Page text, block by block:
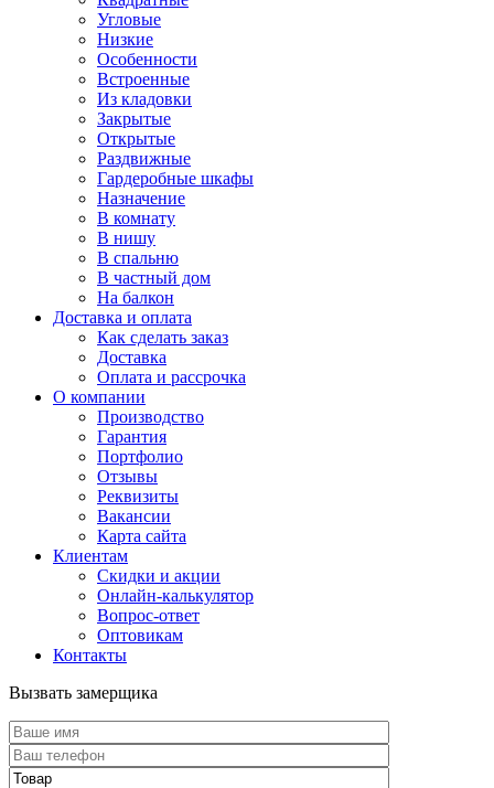
Угловые
Низкие
Особенности
Встроенные
Из кладовки
Закрытые
Открытые
Раздвижные
Гардеробные шкафы
Назначение
В комнату
В нишу
В спальню
В частный дом
На балкон
Доставка и оплата
Как сделать заказ
Доставка
Оплата и рассрочка
О компании
Производство
Гарантия
Портфолио
Отзывы
Реквизиты
Вакансии
Карта сайта
Клиентам
Скидки и акции
Онлайн-калькулятор
Вопрос-ответ
Оптовикам
Контакты
Вызвать замерщика